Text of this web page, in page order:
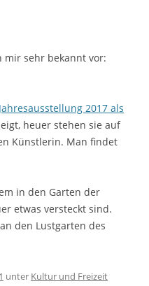
mir sehr bekannt vor:
Jahresausstellung 2017 als
heuer stehen sie auf
Künstlerin. Man findet
in den Garten der
etwas versteckt sind.
den Lustgarten des
unter Kultur und Freizeit